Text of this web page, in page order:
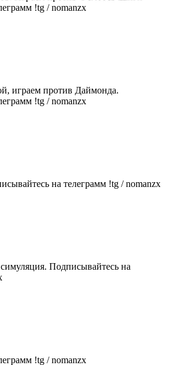
!tg / nomanzx
играем против Даймонда.
!tg / nomanzx
на телеграмм !tg / nomanzx
Подписывайтесь на
!tg / nomanzx